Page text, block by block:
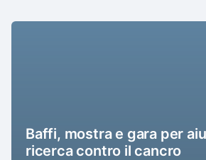
Baffi, mostra e gara per
ricerca contro il cancro